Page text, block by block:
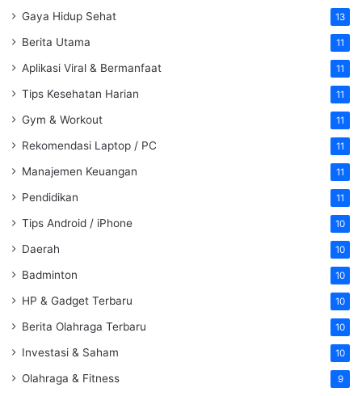
Gaya Hidup Sehat 13
Berita Utama 11
Aplikasi Viral & Bermanfaat 11
Tips Kesehatan Harian 11
Gym & Workout 11
Rekomendasi Laptop / PC 11
Manajemen Keuangan 11
Pendidikan 11
Tips Android / iPhone 10
Daerah 10
Badminton 10
HP & Gadget Terbaru 10
Berita Olahraga Terbaru 10
Investasi & Saham 10
Olahraga & Fitness 9